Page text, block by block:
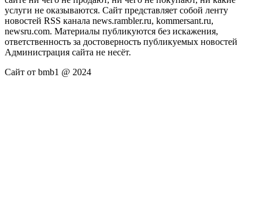
услуги не оказываются. Сайт представляет собой ленту
новостей RSS канала news.rambler.ru, kommersant.ru,
newsru.com. Материалы публикуются без искажения,
ответственность за достоверность публикуемых новостей
Администрация сайта не несёт.
Сайт от bmb1 @ 2024